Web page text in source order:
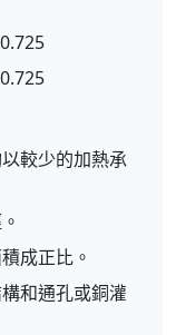
較少的加熱承
成正比。
和通孔或銅灌